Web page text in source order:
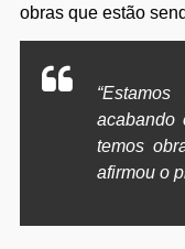
obras que estão
acabando
temos
afirmou o